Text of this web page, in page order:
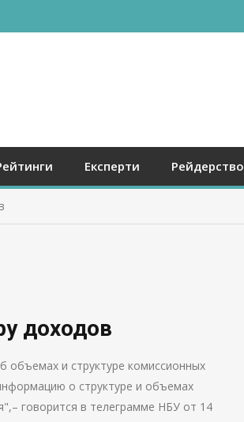
Експерти Рейдерство
доходов
объемах и структуре комиссионных
о структуре и объемах
говорится в телеграмме НБУ от 14